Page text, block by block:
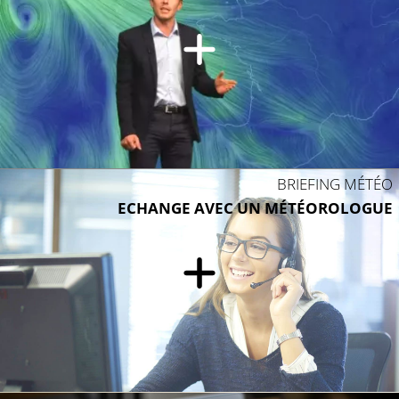
BRIEFING MÉTÉO
ECHANGE AVEC UN MÉTÉOROLOGUE